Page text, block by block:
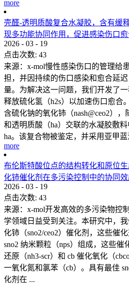
more
壳醛-透明质酸复合水凝胶，含有缓
现多功能协同作用，促进感染伤口
2026 - 03 - 19
点击次数: 43
来源：x-mol慢性感染伤口的管理给
担，并因持续的伤口感染和愈合延
量。为解决这一问题，我们开发了
释放硫化氢（h2s）以加速伤口愈合
含硫化钠的氧化铈（nash@ceo2），
和透明质酸（ha）交联的水凝胶敷料
ha。该复合物被鉴定，并采用亚甲蓝
more
布伦斯特酸位点的结构转化和原位
化铈催化剂在多污染控制中的协同效
2026 - 03 - 19
点击次数: 43
来源：x-mol开发高效的多污染物控
学领域日益受到关注。本研究中，
化铈（sno2/ceo2）催化剂，这些催
sno2 纳米颗粒（nps）组成，这些催
还原（nh3-scr）和 cb 催化氧化（
一氧化氮和氯苯（cb）。具有最佳
化剂在 ...